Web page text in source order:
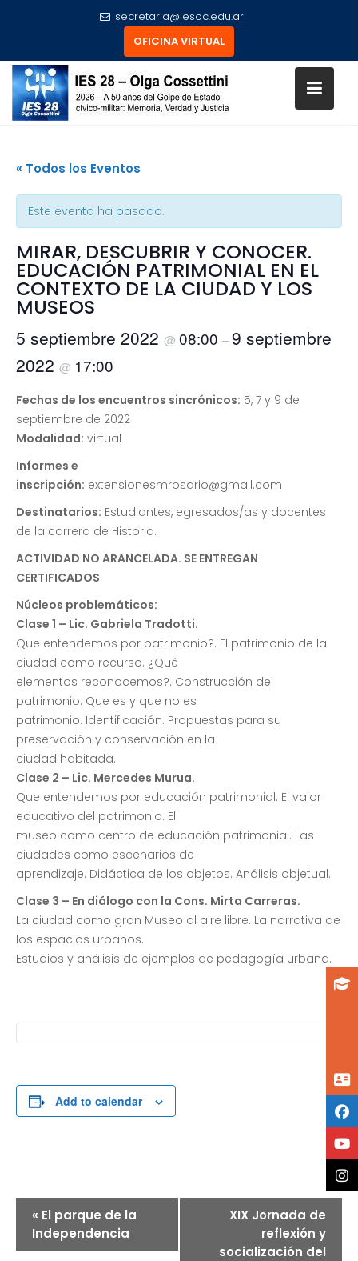
content
secretaria@iesoc.edu.ar
OFICINA VIRTUAL
« Todos los Eventos
Este evento ha pasado.
MIRAR, DESCUBRIR Y CONOCER.
EDUCACIÓN PATRIMONIAL EN EL
CONTEXTO DE LA CIUDAD Y LOS
MUSEOS
5 septiembre 2022 @ 08:00 –9 septiembre
2022 @ 17:00
Fechas de los encuentros sincrónicos: 5, 7 y 9 de
septiembre de 2022
Modalidad: virtual
Informes e
inscripción: extensionesmrosario@gmail.com
Destinatarios: Estudiantes, egresados/as y docentes
de la carrera de Historia.
ACTIVIDAD NO ARANCELADA. SE ENTREGAN
CERTIFICADOS
Núcleos problemáticos:
Clase 1 – Lic. Gabriela Tradotti.
Que entendemos por patrimonio?. El patrimonio de la
ciudad como recurso. ¿Qué
elementos reconocemos?. Construcción del
patrimonio. Que es y que no es
patrimonio. Identificación. Propuestas para su
preservación y conservación en la
ciudad habitada.
Clase 2 – Lic. Mercedes Murua.
Que entendemos por educación patrimonial. El valor
educativo del patrimonio. El
museo como centro de educación patrimonial. Las
ciudades como escenarios de
aprendizaje. Didáctica de los objetos. Análisis objetual.
Clase 3 – En diálogo con la Cons. Mirta Carreras.
La ciudad como gran Museo al aire libre. La narrativa de
los espacios urbanos.
Estudios y análisis de ejemplos de pedagogía urbana.
Add to calendar
E
N
« El parque de la
Independencia
XIX Jornada de
reflexión y
socialización del